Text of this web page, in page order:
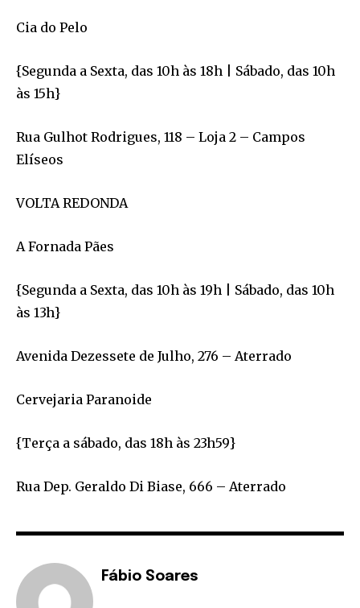
Cia do Pelo
{Segunda a Sexta, das 10h às 18h | Sábado, das 10h
às 15h}
Rua Gulhot Rodrigues, 118 – Loja 2 – Campos
Elíseos
VOLTA REDONDA
A Fornada Pães
{Segunda a Sexta, das 10h às 19h | Sábado, das 10h
às 13h}
Avenida Dezessete de Julho, 276 – Aterrado
Cervejaria Paranoide
{Terça a sábado, das 18h às 23h59}
Rua Dep. Geraldo Di Biase, 666 – Aterrado
Fábio Soares